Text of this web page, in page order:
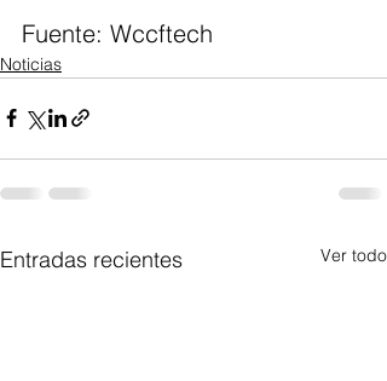
Fuente: Wccftech
Noticias
Entradas recientes Ver todo